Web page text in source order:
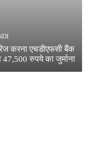
करना एचडीएफसी बैंक
47,500 रुपये का जुर्माना